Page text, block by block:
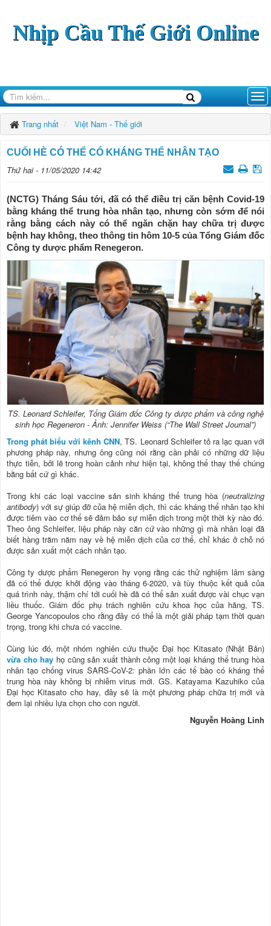
Nhịp Cầu Thế Giới Online
Trang nhất Việt Nam - Thế giới
CUỐI HÈ CÓ THỂ CÓ KHÁNG THỂ NHÂN TẠO
Thứ hai - 11/05/2020 14:42
(NCTG) Tháng Sáu tới, đã có thể điều trị căn bệnh Covid-19
bằng kháng thể trung hòa nhân tạo, nhưng còn sớm để nói
rằng bằng cách này có thể ngăn chặn hay chữa trị được
bệnh hay không, theo thông tin hôm 10-5 của Tổng Giám đốc
Công ty dược phẩm Renegeron.
TS. Leonard Schleifer, Tổng Giám đốc Công ty dược phẩm và công nghệ
sinh học Regeneron - Ảnh: Jennifer Weiss (“The Wall Street Journal”)
Trong phát biểu với kênh CNN, TS. Leonard Schleifer tỏ ra lạc quan với
phương pháp này, nhưng ông cũng nói rằng cần phải có những dữ liệu
thực tiễn, bởi lẽ trong hoàn cảnh như hiện tại, không thể thay thế chúng
bằng bất cứ gì khác.
Trong khi các loại vaccine sản sinh kháng thể trung hòa (neutralizing
antibody) với sự giúp đỡ của hệ miễn dịch, thì các kháng thể nhân tạo khi
được tiêm vào cơ thể sẽ đảm bảo sự miễn dịch trong một thời kỳ nào đó.
Theo ông Schleifer, liệu pháp này căn cứ vào những gì mà nhân loại đã
biết hàng trăm năm nay về hệ miễn dịch của cơ thể, chỉ khác ở chỗ nó
được sản xuất một cách nhân tạo.
Công ty dược phẩm Renegeron hy vọng rằng các thử nghiệm lâm sàng
đã có thể được khởi động vào tháng 6-2020, và tùy thuộc kết quả của
quá trình này, thậm chí tới cuối hè đã có thể sản xuất được vài chục vạn
liều thuốc. Giám đốc phụ trách nghiên cứu khoa học của hãng, TS.
George Yancopoulos cho rằng đây có thể là một giải pháp tạm thời quan
trọng, trong khi chưa có vaccine.
Cùng lúc đó, một nhóm nghiên cứu thuộc Đại học Kitasato (Nhật Bản)
vừa cho hay họ cũng sản xuất thành công một loại kháng thể trung hòa
nhân tạo chống virus SARS-CoV-2: phần lớn các tế bào có kháng thể
trung hòa này không bị nhiễm virus mới. GS. Katayama Kazuhiko của
Đại học Kitasato cho hay, đây sẽ là một phương pháp chữa trị mới và
đem lại nhiều lựa chọn cho con người.
Nguyễn Hoàng Linh